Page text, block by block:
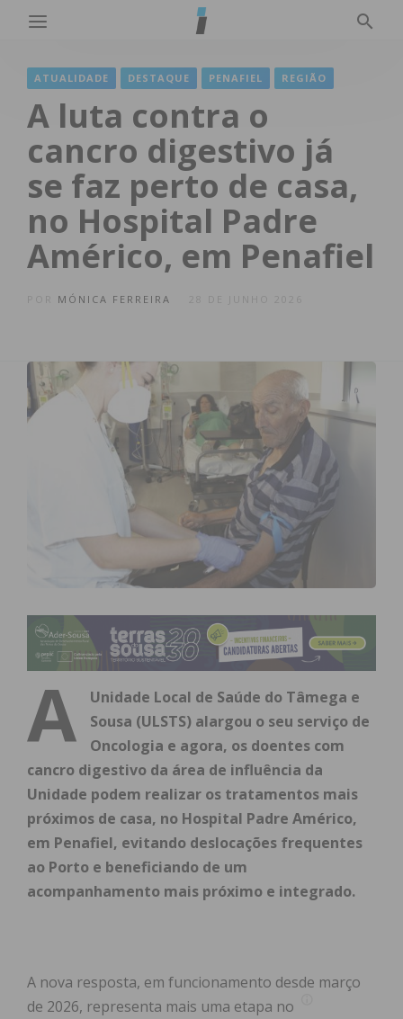
ATUALIDADE DESTAQUE PENAFIEL REGIÃO
A luta contra o
cancro digestivo já
se faz perto de casa,
no Hospital Padre
Américo, em Penafiel
MÓNICA FERREIRA
A
Unidade Local de Saúde do Tâmega e
Sousa (ULSTS) alargou o seu serviço de
Oncologia e agora, os doentes com
cancro digestivo da área de influência da
Unidade podem realizar os tratamentos mais
próximos de casa, no Hospital Padre Américo,
em Penafiel, evitando deslocações frequentes
ao Porto e beneficiando de um
acompanhamento mais próximo e integrado.
A nova resposta, em funcionamento desde março
de 2026, representa mais uma etapa no